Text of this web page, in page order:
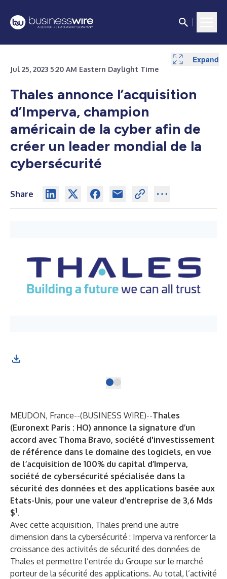
Jul 25, 2023 5:20 AM Eastern Daylight Time
Thales annonce l’acquisition
d’Imperva, champion
américain de la cyber afin de
créer un leader mondial de la
cybersécurité
Share
MEUDON, France--(BUSINESS WIRE)--Thales
(Euronext Paris : HO) annonce la signature d’un
accord avec Thoma Bravo, société d'investissement
de référence dans le domaine des logiciels, en vue
de l’acquisition de 100% du capital d’Imperva,
société de cybersécurité spécialisée dans la
sécurité des données et des applications basée aux
Etats-Unis, pour une valeur d’entreprise de 3,6 Mds
$1.
Avec cette acquisition, Thales prend une autre
dimension dans la cybersécurité : Imperva va renforcer la
croissance des activités de sécurité des données de
Thales et permettre l’entrée du Groupe sur le marché
porteur de la sécurité des applications. Au total, l’activité
Expand